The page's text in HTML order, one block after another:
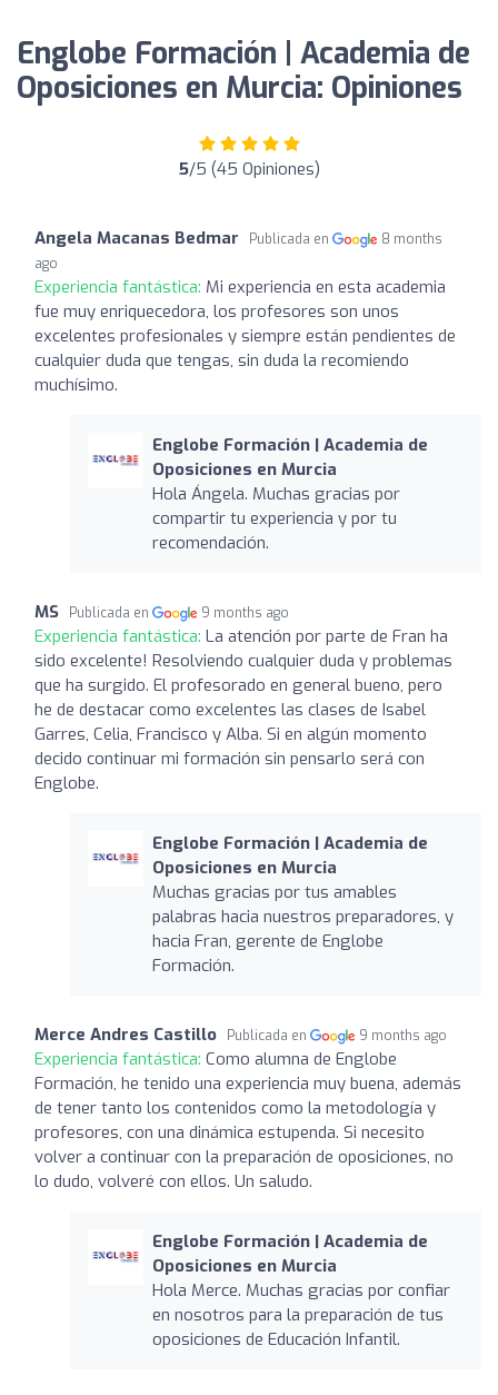
Englobe Formación | Academia de
Oposiciones en Murcia: Opiniones
5/5 (45 Opiniones)
Angela Macanas Bedmar Publicada en
8 months
ago
Experiencia fantástica: Mi experiencia en esta academia
fue muy enriquecedora, los profesores son unos
excelentes profesionales y siempre están pendientes de
cualquier duda que tengas, sin duda la recomiendo
muchísimo.
Englobe Formación | Academia de
Oposiciones en Murcia
Hola Ángela. Muchas gracias por
compartir tu experiencia y por tu
recomendación.
MS Publicada en 9 months ago
Experiencia fantástica: La atención por parte de Fran ha
sido excelente! Resolviendo cualquier duda y problemas
que ha surgido. El profesorado en general bueno, pero
he de destacar como excelentes las clases de Isabel
Garres, Celia, Francisco y Alba. Si en algún momento
decido continuar mi formación sin pensarlo será con
Englobe.
Englobe Formación | Academia de
Oposiciones en Murcia
Muchas gracias por tus amables
palabras hacia nuestros preparadores, y
hacia Fran, gerente de Englobe
Formación.
Merce Andres Castillo Publicada en 9 months ago
Experiencia fantástica: Como alumna de Englobe
Formación, he tenido una experiencia muy buena, además
de tener tanto los contenidos como la metodología y
profesores, con una dinámica estupenda. Si necesito
volver a continuar con la preparación de oposiciones, no
lo dudo, volveré con ellos. Un saludo.
Englobe Formación | Academia de
Oposiciones en Murcia
Hola Merce. Muchas gracias por confiar
en nosotros para la preparación de tus
oposiciones de Educación Infantil.